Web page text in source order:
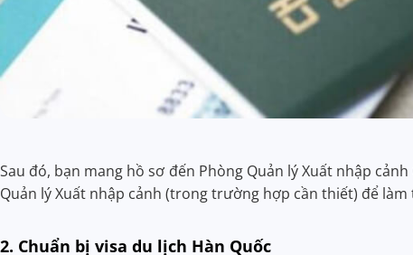
Sau đó, bạn mang hồ sơ đến Phòng Quản lý Xuất nhập
Quản lý Xuất nhập cảnh (trong trường hợp cần thiết) để làm
2. Chuẩn bị visa du lịch Hàn Quốc